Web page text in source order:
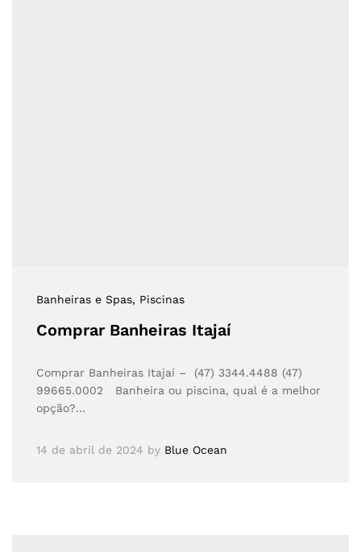
Banheiras e Spas, Piscinas
Comprar Banheiras Itajaí
Comprar Banheiras Itajaí – (47) 3344.4488 (47)
99665.0002 Banheira ou piscina, qual é a melhor
opção?…
14 de abril de 2024 by Blue Ocean